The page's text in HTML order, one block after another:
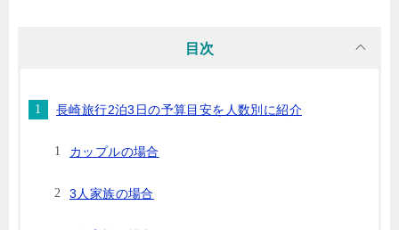
目次
長崎旅行2泊3日の予算目安を人数別に紹介
カップルの場合
3人家族の場合